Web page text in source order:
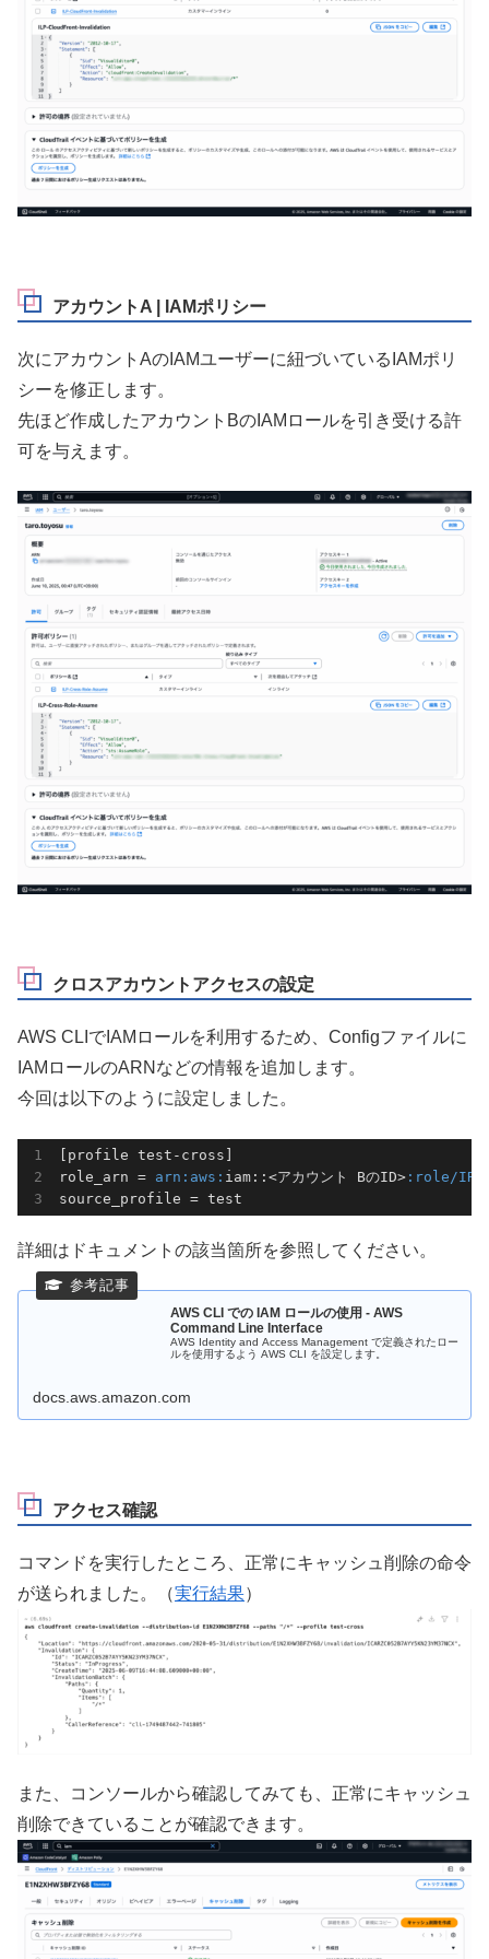
アカウントA | IAMポリシー
次にアカウントAのIAMユーザーに紐づいているIAMポリ
シーを修正します。
先ほど作成したアカウントBのIAMロールを引き受ける許
可を与えます。
クロスアカウントアクセスの設定
AWS CLIでIAMロールを利用するため、Configファイルに
IAMロールのARNなどの情報を追加します。
今回は以下のように設定しました。
[profile test-cross]
role_arn = arn: aws: iam::<アカウント BのID> :role/
source_profile = test
詳細はドキュメントの該当箇所を参照してください。
AWS CLI での IAM ロールの使用 - AWS
Command Line Interface
AWS Identity and Access Management で定義されたロー
ルを使用するよう AWS CLI を設定します。
docs.aws.amazon.com
アクセス確認
コマンドを実行したところ、正常にキャッシュ削除の命令
が送られました。（実行結果）
また、コンソールから確認してみても、正常にキャッシュ
削除できていることが確認できます。